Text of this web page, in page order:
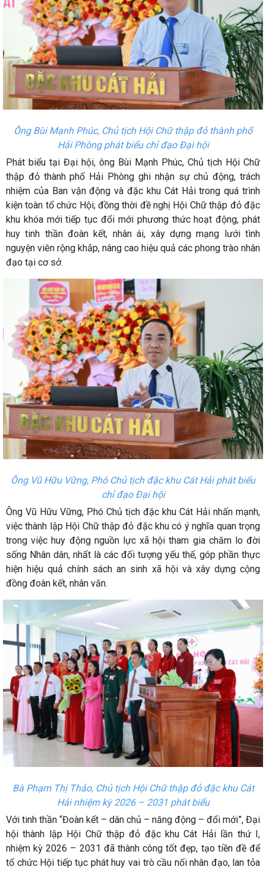
Ông Bùi Mạnh Phúc, Chủ tịch Hội Chữ thập đỏ thành phố
Hải Phòng phát biểu chỉ đạo Đại hội
Phát biểu tại Đại hội, ông Bùi Mạnh Phúc, Chủ tịch Hội Chữ
thập đỏ thành phố Hải Phòng ghi nhận sự chủ động, trách
nhiệm của Ban vận động và đặc khu Cát Hải trong quá trình
kiện toàn tổ chức Hội; đồng thời đề nghị Hội Chữ thập đỏ đặc
khu khóa mới tiếp tục đổi mới phương thức hoạt động, phát
huy tinh thần đoàn kết, nhân ái, xây dựng mạng lưới tình
nguyện viên rộng khắp, nâng cao hiệu quả các phong trào nhân
đạo tại cơ sở.
Ông Vũ Hữu Vững, Phó Chủ tịch đặc khu Cát Hải phát biểu
chỉ đạo Đại hội
Ông Vũ Hữu Vững, Phó Chủ tịch đặc khu Cát Hải nhấn mạnh,
việc thành lập Hội Chữ thập đỏ đặc khu có ý nghĩa quan trọng
trong việc huy động nguồn lực xã hội tham gia chăm lo đời
sống Nhân dân, nhất là các đối tượng yếu thế, góp phần thực
hiện hiệu quả chính sách an sinh xã hội và xây dựng cộng
đồng đoàn kết, nhân văn.
Bà Phạm Thị Thảo, Chủ tịch Hội Chữ thập đỏ đặc khu Cát
Hải nhiệm kỳ 2026 – 2031 phát biểu
Với tinh thần “Đoàn kết – dân chủ – năng động – đổi mới”, Đại
hội thành lập Hội Chữ thập đỏ đặc khu Cát Hải lần thứ I,
nhiệm kỳ 2026 – 2031 đã thành công tốt đẹp, tạo tiền đề để
tổ chức Hội tiếp tục phát huy vai trò cầu nối nhân đạo, lan tỏa